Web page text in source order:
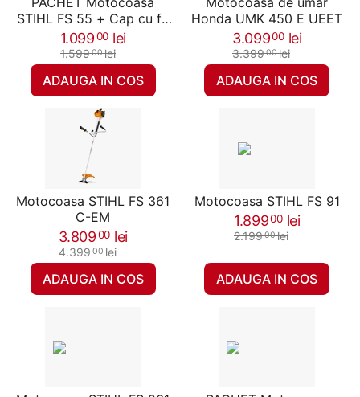
STIHL FS 55 + Cap cu fir
AutoCut C 26-2, 1 CP, 4.8
Kg
1.09900 lei
1.59900lei
ADAUGA IN COS
Honda UMK 450 E UEET
3.09900 lei
3.39900lei
ADAUGA IN COS
Motocoasa STIHL FS 361
C-EM
3.80900 lei
4.39900lei
ADAUGA IN COS
Motocoasa STIHL FS 91
1.89900 lei
2.19900lei
ADAUGA IN COS